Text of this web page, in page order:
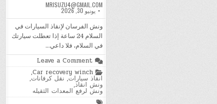
MRISUZU4@GMAIL.COM
يونيو 30, 2026
ونش الفرسان لإنقاذ السيارات في
السلام 24 ساعة إذا تعطلت سيارتك
في السلام، فلا داعي…
Leave a Comment
ونش
الفرسان
لإنقاذ
في
السلام
Posted
in
Car recovery winch
,
انقاذ سيارات, نقل كرفانات,
ونش انقاذ,
ونش لرفع المعدات الثقيله